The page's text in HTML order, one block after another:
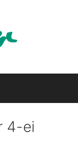
4-ei